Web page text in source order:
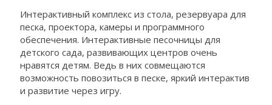
Интерактивный комплекс из стола, резервуара для
песка, проектора, камеры и программного
обеспечения. Интерактивные песочницы для
детского сада, развивающих центров очень
нравятся детям. Ведь в них совмещаются
возможность повозиться в песке, яркий интерактив
и развитие через игру.